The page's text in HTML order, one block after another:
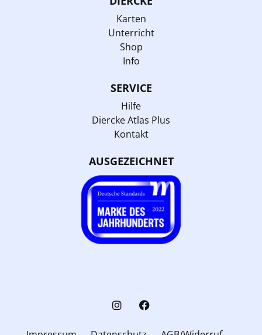
Karten
Unterricht
Shop
Info
SERVICE
Hilfe
Diercke Atlas Plus
Kontakt
AUSGEZEICHNET